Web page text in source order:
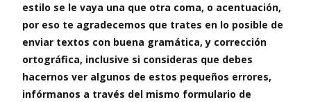
estilo se le vaya una que otra coma, o acentuación,
por eso te agradecemos que trates en lo posible de
enviar textos con buena gramática, y corrección
ortográfica, inclusive si consideras que debes
hacernos ver algunos de estos pequeños errores,
infórmanos a través del mismo formulario de